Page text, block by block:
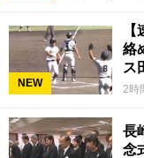
NEW
絡
ス
2時
長
念